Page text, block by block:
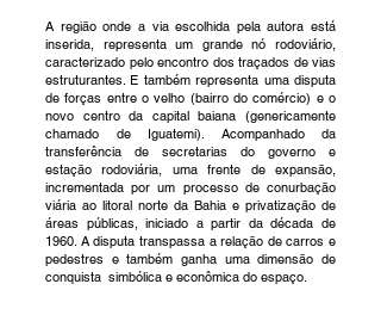
A região onde a via escolhida pela autora está
inserida, representa um grande nó rodoviário,
caracterizado pelo encontro dos traçados de vias
estruturantes. E também representa uma disputa
de forças entre o velho (bairro do comércio) e o
novo centro da capital baiana (genericamente
chamado de Iguatemi). Acompanhado da
transferência de secretarias do governo e
estação rodoviária, uma frente de expansão,
incrementada por um processo de conurbação
viária ao litoral norte da Bahia e privatização de
áreas públicas, iniciado a partir da década de
1960. A disputa transpassa a relação de carros e
pedestres e também ganha uma dimensão de
conquista simbólica e econômica do espaço.